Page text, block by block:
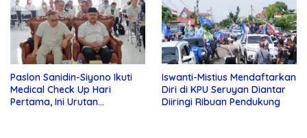
Paslon Sanidin-Siyono Ikuti
Medical Check Up Hari
Pertama, Ini Urutan
Iswanti-Mistius Mendaftarkan
Diri di KPU Seruyan Diantar
Diiringi Ribuan Pendukung